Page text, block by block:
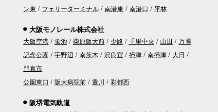
ン東
フェリーターミナル 南港東 南港口 平林
大阪モノレール株式会社
大阪空港 蛍池 柴原阪大前 少路 千里中央 山田
万博
記念公園
宇野辺 南茨木 沢良宜 摂津 南摂津
大日
門真市
公園東口
阪大病院前 豊川 彩都西
阪堺電気軌道